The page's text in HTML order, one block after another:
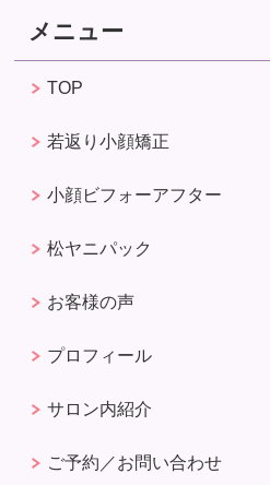
メニュー
TOP
若返り小顔矯正
小顔ビフォーアフター
松ヤニパック
お客様の声
プロフィール
サロン内紹介
ご予約／お問い合わせ